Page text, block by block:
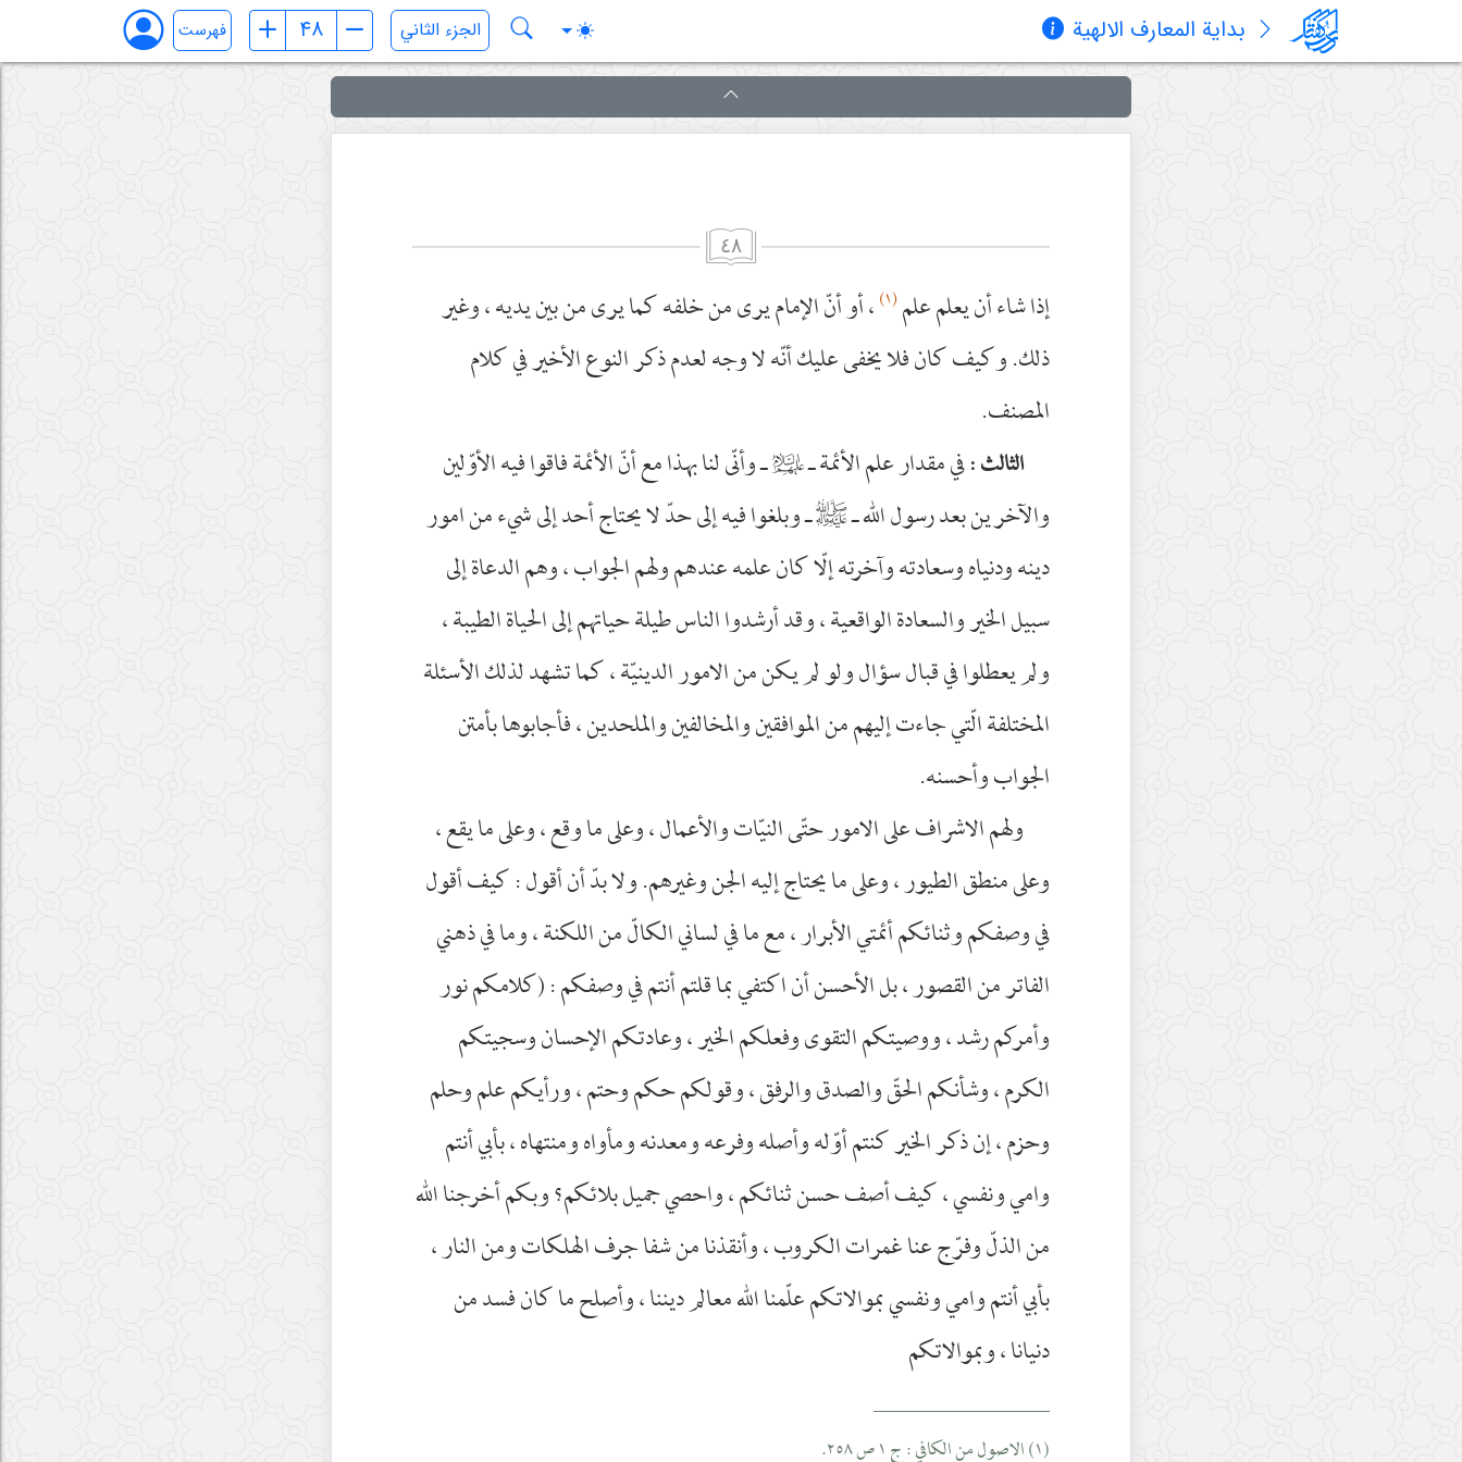
بدایة المعارف الالهیة فهرست
٤٨
إذا شاء أن يعلم علم(١) ، أو أنّ الإمام يرى من خلفه كما يرى من بين يديه ، وغير
ذلك. وكيف كان فلا يخفى عليك أنّه لا وجه لعدم ذكر النوع الأخير في كلام
المصنف.
الثالث :في مقدار علم الأئمة ـعليهم‌السلامـ وأنّى لنا بهذا مع أنّ الأئمة فاقوا فيه الأوّلين
والآخرين بعد رسول الله ـصلى‌الله‌عليه‌وآلهـ وبلغوا فيه إلى حدّ لا يحتاج أحد إلى شيء من امور
دينه ودنياه وسعادته وآخرته إلّا كان علمه عندهم ولهم الجواب ، وهم الدعاة إلى
سبيل الخير والسعادة الواقعية ، وقد أرشدوا الناس طيلة حياتهم إلى الحياة الطيبة ،
ولم يعطلوا في قبال سؤال ولو لم يكن من الامور الدينيّة ، كما تشهد لذلك الأسئلة
المختلفة الّتي جاءت إليهم من الموافقين والمخالفين والملحدين ، فأجابوها بأمتن
الجواب وأحسنه.
ولهم الاشراف على الامور حتّى النيّات والأعمال ، وعلى ما وقع ، وعلى ما يقع ،
وعلى منطق الطيور ، وعلى ما يحتاج إليه الجن وغيرهم. ولا بدّ أن أقول : كيف أقول
في وصفكم وثنائكم أئمتي الأبرار ، مع ما في لساني الكالّ من اللكنة ، وما في ذهني
الفاتر من القصور ، بل الأحسن أن اكتفي بما قلتم أنتم في وصفكم : (كلامكم نور
وأمركم رشد ، ووصيتكم التقوى وفعلكم الخير ، وعادتكم الإحسان وسجيتكم
الكرم ، وشأنكم الحقّ والصدق والرفق ، وقولكم حكم وحتم ، ورأيكم علم وحلم
وحزم ، إن ذكر الخير كنتم أوّله وأصله وفرعه ومعدنه ومأواه ومنتهاه ، بأبي أنتم
وامي ونفسي ، كيف أصف حسن ثنائكم ، واحصي جميل بلائكم؟ وبكم أخرجنا الله
من الذلّ وفرّج عنا غمرات الكروب ، وأنقذنا من شفا جرف الهلكات ومن النار ،
بأبي أنتم وامي ونفسي بموالاتكم علّمنا الله معالم ديننا ، وأصلح ما كان فسد من
دنيانا ، وبموالاتكم
__________________
(١) الاصول من الكافي : ج ١ ص ٢٥٨.